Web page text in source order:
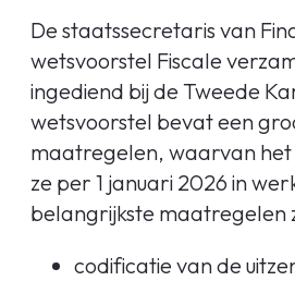
De staatssecretaris van
wetsvoorstel Fiscale
ingediend bij de Tweede
wetsvoorstel bevat een
maatregelen, waarvan het
ze per 1 januari 2026 in
belangrijkste maatregelen
codificatie van de